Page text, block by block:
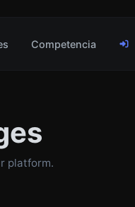
Competencia
platform.